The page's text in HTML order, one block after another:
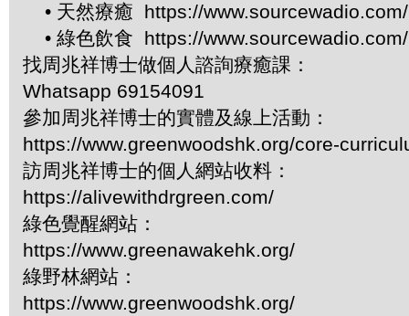
• 天然療癒 https://
• 綠色飲食 https://
找周兆祥博士做個人諮詢療癒課：
Whatsapp 69154091
參加周兆祥博士的實體及線上活動：
https://www.greenwoodshk.org/core-
訪周兆祥博士的個人網站收料：
https://alivewithdrgreen.com/
綠色覺醒網站：
https://www.greenawakehk.org/
綠野林網站：
https://www.greenwoodshk.org/